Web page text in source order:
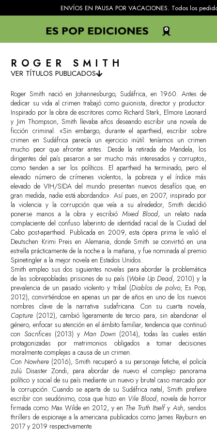
ENVÍOS EN PAUSA POR VACACIONES. Todos los pedidos
ROGER SMITH
Roger Smith nació en Johannesburgo, Sudáfrica, en 1960. Antes de
dedicar su vida al crimen trabajó como guionista, director y productor.
Inspirado por la obra de escritores como Richard Stark, Elmore Leonard
y Jim Thompson, Smith llevaba años deseando escribir una novela de
ficción criminal. «Sin embargo, durante el apartheid, escribir sobre
crimen en Sudáfrica parecía un ejercicio inútil: teníamos un crimen
mucho peor que afrontar antes. Desde la retirada de Mandela, los
dirigentes del país pasaron a ser mucho más interesados y corruptos,
como tienden a ser los políticos. El apartheid ha terminado, pero el
elevado número de crímenes violentos, la pobreza y el índice más
elevado de VIH/SIDA del mundo presentan nuevos desafíos que, en
gran medida, nadie está abordando». Así pues, en 2007, inspirado por
la violencia y la corrupción que veía a su alrededor, Smith decidió
ponerse manos a la obra y escribió Mixed Blood, un relato nada
complaciente del confuso laberinto de identidad racial de la Ciudad del
Cabo post-apartheid. Publicada en 2009, esta ópera prima le valió el
Deutschen Krimi Preis en Alemania, donde Smith se convirtió en una
estrella prácticamente de la noche a la mañana, y fue nominada al premio
Spinetingler a la mejor novela en Estados Unidos.
Smith empleo sus dos siguientes novelas para abordar la problemática
de las sobrepobladas prisiones de su país (Wake Up Dead, 2010) y la
prevalencia de un pasado violento y tribal (Diablos de polvo; Es Pop,
2012), convirtiéndose en apenas un par de años en uno de los nuevos
nombres clave de la narrativa sudafricana. Con su cuarta novela,
Capture (2012), cambió ligeramente de tercio para, sin abandonar el
género, enfocar su atención en el ámbito familiar, tendencia que continuó
conSacrifices(2013) y Man Down(2014), todas las cuales están
protagonizadas por matrimonios obligados a tomar decisiones
moralmente complejas a causa de un crimen.
ConNowhere (2016), Smith recuperó a su personaje fetiche, el policía
zulú Disaster Zondi, para abordar de nuevo el complejo panorama
político y social de su país mediante un nuevo y brutal caso marcado por
la corrupción. Cuando se aparta de su Sudáfrica natal, Smith prefiere
escribir con seudónimo, cosa que hizo en Vile Blood, novela de horror
firmada como Max Wilde en 2012, y en The Truth Itselfy Ash, sendos
thrillers de espionaje a la americana publicados como James Rayburn en
2017 y 2019 respectivamente.
VER TÍTULOS PUBLICADOS